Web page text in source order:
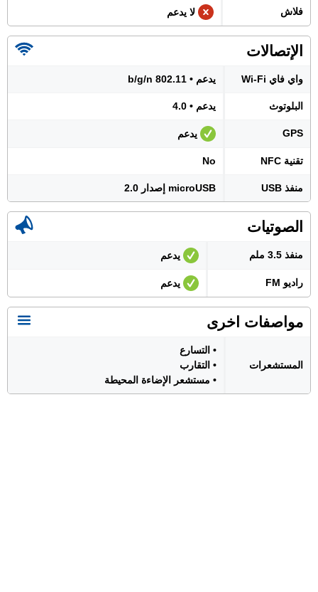
فلاش لا يدعم
الإتصالات
واي فاي Wi-Fi يدعم • 802.11 b/g/n
البلوتوث يدعم • 4.0
GPS يدعم
تقنية NFC No
منفذ USB microUSB إصدار 2.0
الصوتيات
منفذ 3.5 ملم يدعم
راديو FM يدعم
مواصفات اخرى
المستشعرات
• التسارع
• التقارب
• مستشعر الإضاءة المحيطة